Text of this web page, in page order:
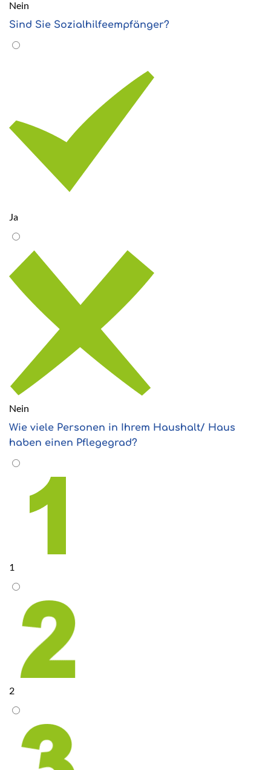
Nein
Sind Sie Sozialhilfeempfänger?
Ja
Nein
Wie viele Personen in Ihrem Haushalt/ Haus
haben einen Pflegegrad?
1
2